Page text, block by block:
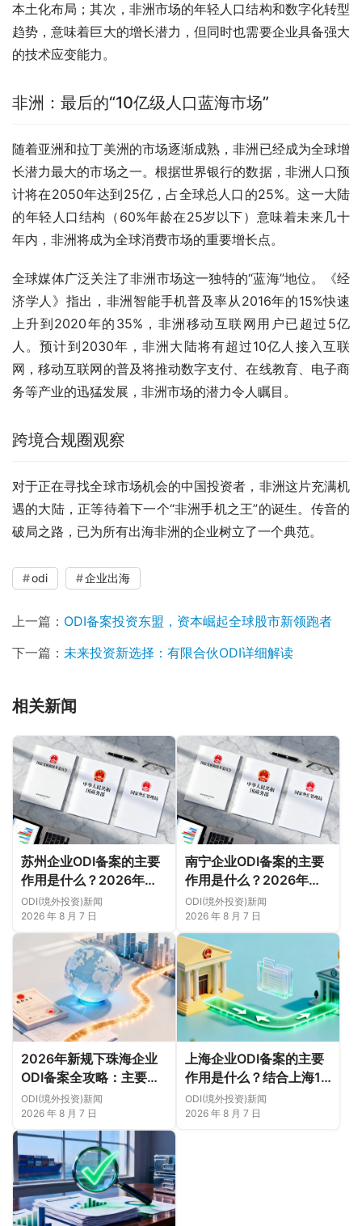
本土化布局；其次，非洲市场的年轻人口结构和数字化转型
趋势，意味着巨大的增长潜力，但同时也需要企业具备强大
的技术应变能力。
非洲：最后的“10亿级人口蓝海市场”
随着亚洲和拉丁美洲的市场逐渐成熟，非洲已经成为全球增
长潜力最大的市场之一。根据世界银行的数据，非洲人口预
计将在2050年达到25亿，占全球总人口的25%。这一大陆
的年轻人口结构（60%年龄在25岁以下）意味着未来几十
年内，非洲将成为全球消费市场的重要增长点。
全球媒体广泛关注了非洲市场这一独特的“蓝海”地位。《经
济学人》指出，非洲智能手机普及率从2016年的15%快速
上升到2020年的35%，非洲移动互联网用户已超过5亿
人。预计到2030年，非洲大陆将有超过10亿人接入互联
网，移动互联网的普及将推动数字支付、在线教育、电子商
务等产业的迅猛发展，非洲市场的潜力令人瞩目。
跨境合规圈观察
对于正在寻找全球市场机会的中国投资者，非洲这片充满机
遇的大陆，正等待着下一个“非洲手机之王”的诞生。传音的
破局之路，已为所有出海非洲的企业树立了一个典范。
odi 企业出海
上一篇： ODI备案投资东盟，资本崛起全球股市新领跑者
下一篇： 未来投资新选择：有限合伙ODI详细解读
相关新闻
苏州企业ODI备案的主要
作用是什么？2026年新
规下先把这几个问题弄明
白（附成功案例与正规靠
谱代办中介推荐）
ODI(境外投资)新闻
2026 年 8 月 7 日
南宁企业ODI备案的主要
作用是什么？2026年新
规下，把这件事说透
ODI(境外投资)新闻
2026 年 8 月 7 日
2026年新规下珠海企业
ODI备案全攻略：主要作
用、各区合规重点、外汇
登记与案例解析正规靠谱
代办中介推荐
ODI(境外投资)新闻
2026 年 8 月 7 日
上海企业ODI备案的主要
作用是什么？结合上海16
区企业特点，看懂2026
年境外投资合规逻辑
ODI(境外投资)新闻
2026 年 8 月 7 日